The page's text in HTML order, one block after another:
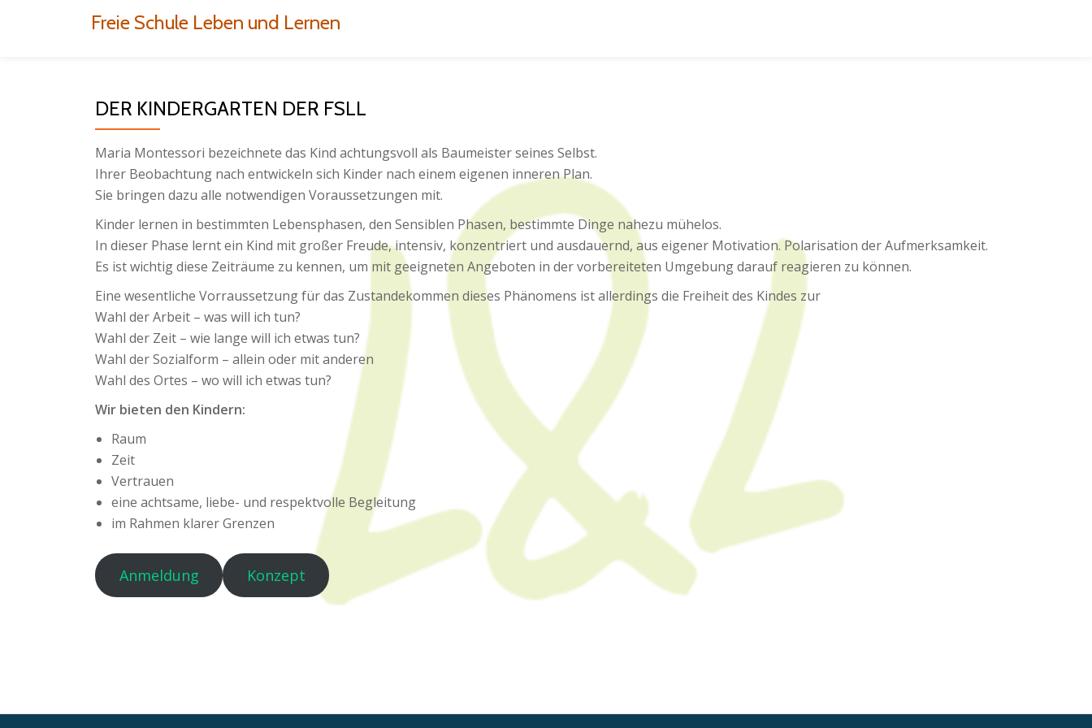
Freie Schule Leben und Lernen
DER KINDERGARTEN DER FSLL
Maria Montessori bezeichnete das Kind achtungsvoll als Baumeister seines Selbst.
Ihrer Beobachtung nach entwickeln sich Kinder nach einem eigenen inneren Plan.
Sie bringen dazu alle notwendigen Voraussetzungen mit.
Kinder lernen in bestimmten Lebensphasen, den Sensiblen Phasen, bestimmte Dinge nahezu mühelos.
In dieser Phase lernt ein Kind mit großer Freude, intensiv, konzentriert und ausdauernd, aus eigener Motivation. Polarisation der Aufmerksamkeit.
Es ist wichtig diese Zeiträume zu kennen, um mit geeigneten Angeboten in der vorbereiteten Umgebung darauf reagieren zu können.
Eine wesentliche Vorraussetzung für das Zustandekommen dieses Phänomens ist allerdings die Freiheit des Kindes zur
Wahl der Arbeit – was will ich tun?
Wahl der Zeit – wie lange will ich etwas tun?
Wahl der Sozialform – allein oder mit anderen
Wahl des Ortes – wo will ich etwas tun?
Wir bieten den Kindern:
Raum
Zeit
Vertrauen
eine achtsame, liebe- und respektvolle Begleitung
im Rahmen klarer Grenzen
Anmeldung Konzept